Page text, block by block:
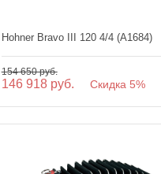
Hohner Bravo III 120 4/4 (A1684)
154 650 руб.
146 918 руб. Скидка 5%